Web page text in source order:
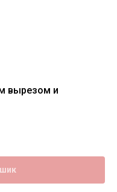
вырезом и